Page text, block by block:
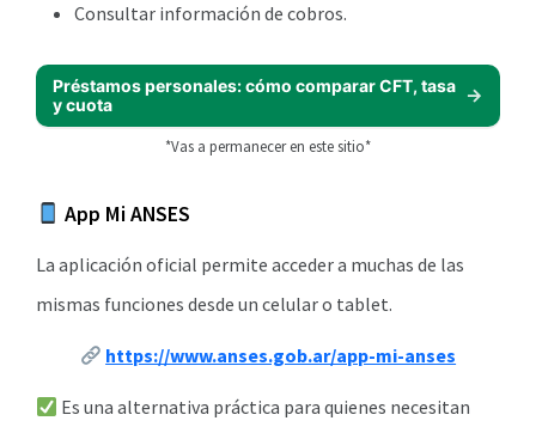
Consultar información de cobros.
Préstamos personales: cómo comparar CFT, tasa
y cuota
*Vas a permanecer en este sitio*
App Mi ANSES
La aplicación oficial permite acceder a muchas de las
mismas funciones desde un celular o tablet.
https://www.anses.gob.ar/app-mi-anses
Es una alternativa práctica para quienes necesitan